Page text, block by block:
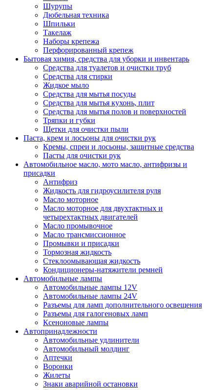
Шурупы
Дюбельная техника
Шпильки
Такелаж
Наборы крепежа
Перфорированный крепеж
Бытовая химия, средства для уборки и инвентарь
Средства для туалетов и очистки труб
Средства для стирки
Жидкое мыло
Средства для мытья посуды
Средства для мытья кухонь, плит
Средства для мытья полов и поверхностей
Тряпки и губки
Щетки для очистки пыли
Паста, крем и лосьоны для очистки рук
Кремы, спреи и лосьоны, защитные средства
Пасты для очистки рук
Автомобильное масло, мото масло, антифризы и
присадки
Антифриз
Жидкость для гидроусилителя руля
Масло моторное
Масло моторное для двухтактных и
четырехтактных двигателей
Масло промывочное
Масло трансмиссионное
Промывки и присадки
Тормозная жидкость
Стеклоомывающая жидкость
Кондиционеры-натяжители ремней
Автомобильные лампы
Автомобильные лампы 12V
Автомобильные лампы 24V
Разъемы для ламп дополнительного освещения
Разъемы для галогеновых ламп
Ксеноновые лампы
Автопринадлежности
Автомобильные удлинители
Автомобильный молдинг
Аптечки
Воронки
Жилеты
Знаки аварийной остановки